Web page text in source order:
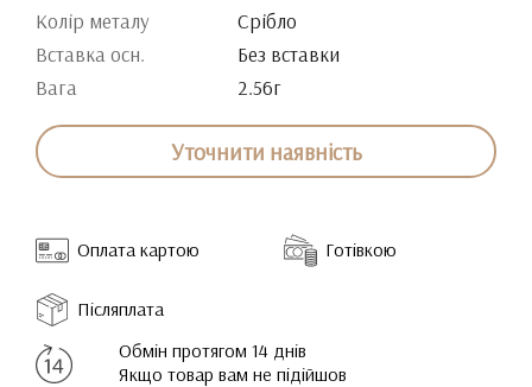
Колір металу
Срібло
Вставка осн.
Без вставки
Вага
2.56г
Уточнити наявність
Оплата картою Готівкою
Післяплата
Обмін протягом 14 днів
Якщо товар вам не підійшов